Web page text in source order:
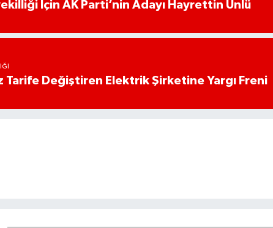
İçin AK Parti’nin Adayı Hayrettin Ünlü
Tarife Değiştiren Elektrik Şirketine Yargı Freni